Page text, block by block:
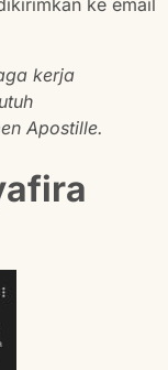
ke email
kerja
Apostille.